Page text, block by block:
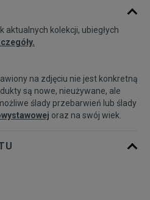
Powiadom o dostępności
Powiadom o dostępności
aktualnych kolekcji, ubiegłych
na zdjęciu nie jest konkretną
są nowe, nieużywane, ale
ślady przebarwień lub ślady
oraz na swój wiek.